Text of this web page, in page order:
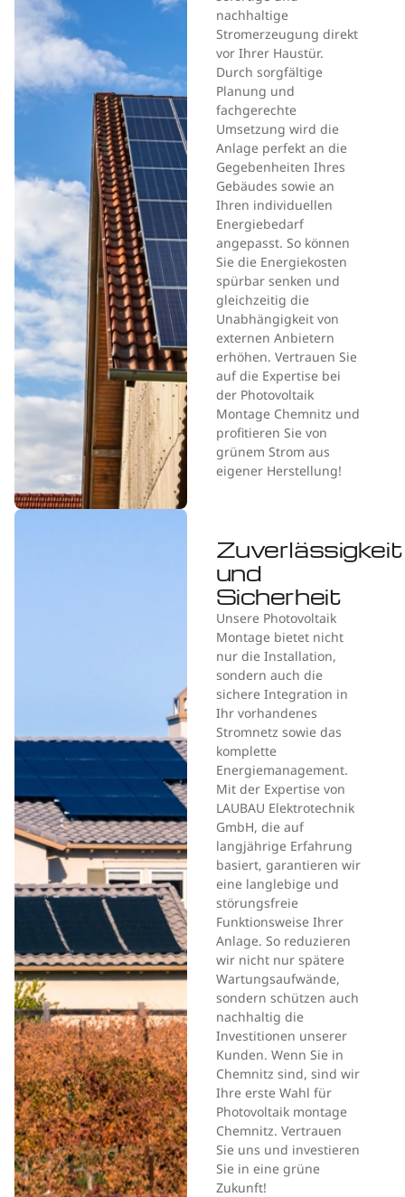
nachhaltige
Stromerzeugung direkt
vor Ihrer Haustür.
Durch sorgfältige
Planung und
fachgerechte
Umsetzung wird die
Anlage perfekt an die
Gegebenheiten Ihres
Gebäudes sowie an
Ihren individuellen
Energiebedarf
angepasst. So können
Sie die Energiekosten
spürbar senken und
gleichzeitig die
Unabhängigkeit von
externen Anbietern
erhöhen. Vertrauen Sie
auf die Expertise bei
der Photovoltaik
Montage Chemnitz und
profitieren Sie von
grünem Strom aus
eigener Herstellung!
Zuverlässigkeit
und
Sicherheit
Unsere Photovoltaik
Montage bietet nicht
nur die Installation,
sondern auch die
sichere Integration in
Ihr vorhandenes
Stromnetz sowie das
komplette
Energiemanagement.
Mit der Expertise von
LAUBAU Elektrotechnik
GmbH, die auf
langjährige Erfahrung
basiert, garantieren wir
eine langlebige und
störungsfreie
Funktionsweise Ihrer
Anlage. So reduzieren
wir nicht nur spätere
Wartungsaufwände,
sondern schützen auch
nachhaltig die
Investitionen unserer
Kunden. Wenn Sie in
Chemnitz sind, sind wir
Ihre erste Wahl für
Photovoltaik montage
Chemnitz. Vertrauen
Sie uns und investieren
Sie in eine grüne
Zukunft!